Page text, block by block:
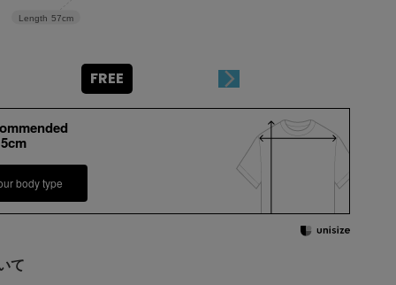
Length 57cm
FREE
body type
て